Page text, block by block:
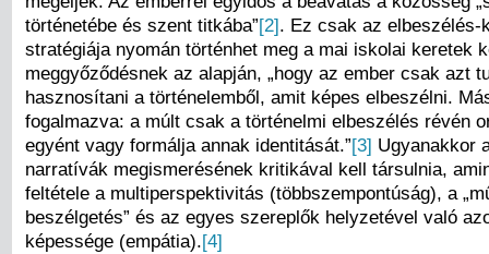
történetébe és szent titkába”[2]. Ez csak az elbeszélés-
stratégiája nyomán történhet meg a mai iskolai keretek
meggyőződésnek az alapján, „hogy az ember csak azt
hasznosítani a történelemből, amit képes elbeszélni.
fogalmazva: a múlt csak a történelmi elbeszélés révén
egyént vagy formálja annak identitását.”[3] Ugyanakkor
narratívák megismerésének kritikával kell társulnia,
feltétele a multiperspektivitás (többszempontúság), a
beszélgetés” és az egyes szereplők helyzetével való
képessége (empátia).[4]